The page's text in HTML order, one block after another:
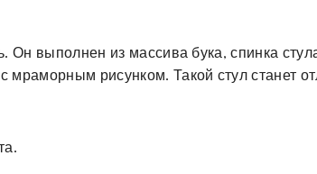
Он выполнен из массива бука, спинка
рисунком. Такой стул станет